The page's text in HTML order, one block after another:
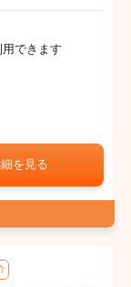
できます
を見る